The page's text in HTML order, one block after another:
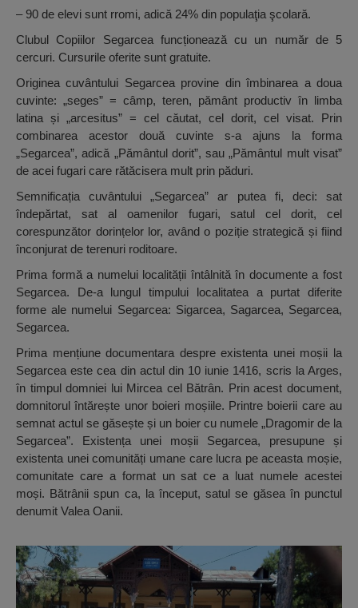
– 90 de elevi sunt rromi, adică 24% din populaţia şcolară.
Clubul Copiilor Segarcea funcționează cu un număr de 5
cercuri. Cursurile oferite sunt gratuite.
Originea cuvântului Segarcea provine din îmbinarea a doua
cuvinte: „seges” = câmp, teren, pământ productiv în limba
latina și „arcesitus” = cel căutat, cel dorit, cel visat. Prin
combinarea acestor două cuvinte s-a ajuns la forma
„Segarcea”, adică „Pământul dorit”, sau „Pământul mult visat”
de acei fugari care rătăcisera mult prin păduri.
Semnificația cuvântului „Segarcea” ar putea fi, deci: sat
îndepărtat, sat al oamenilor fugari, satul cel dorit, cel
corespunzător dorințelor lor, având o poziție strategică și fiind
înconjurat de terenuri roditoare.
Prima formă a numelui localității întâlnită în documente a fost
Segarcea. De-a lungul timpului localitatea a purtat diferite
forme ale numelui Segarcea: Sigarcea, Sagarcea, Segarcea,
Segarcea.
Prima mențiune documentara despre existenta unei moșii la
Segarcea este cea din actul din 10 iunie 1416, scris la Arges,
în timpul domniei lui Mircea cel Bătrân. Prin acest document,
domnitorul întărește unor boieri moșiile. Printre boierii care au
semnat actul se găsește și un boier cu numele „Dragomir de la
Segarcea”. Existența unei moșii Segarcea, presupune și
existenta unei comunități umane care lucra pe aceasta moșie,
comunitate care a format un sat ce a luat numele acestei
moși. Bătrânii spun ca, la început, satul se găsea în punctul
denumit Valea Oanii.